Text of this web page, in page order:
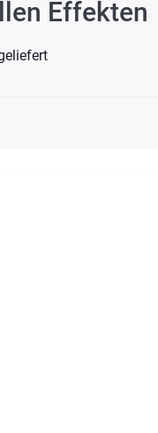
Effekten